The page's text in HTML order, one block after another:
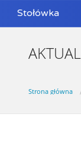
Stołówka
Strona główna